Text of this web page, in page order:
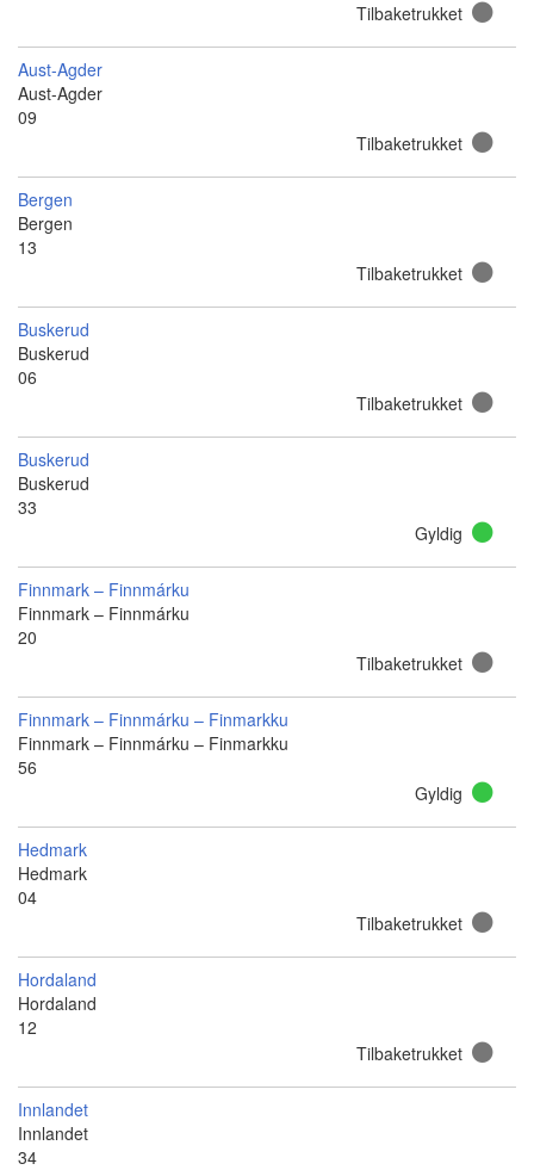
Tilbaketrukket
Aust-Agder
Aust-Agder
09
Tilbaketrukket
Bergen
Bergen
13
Tilbaketrukket
Buskerud
Buskerud
06
Tilbaketrukket
Buskerud
Buskerud
33
Gyldig
Finnmark – Finnmárku
Finnmark – Finnmárku
20
Tilbaketrukket
Finnmark – Finnmárku – Finmarkku
Finnmark – Finnmárku – Finmarkku
56
Gyldig
Hedmark
Hedmark
04
Tilbaketrukket
Hordaland
Hordaland
12
Tilbaketrukket
Innlandet
Innlandet
34